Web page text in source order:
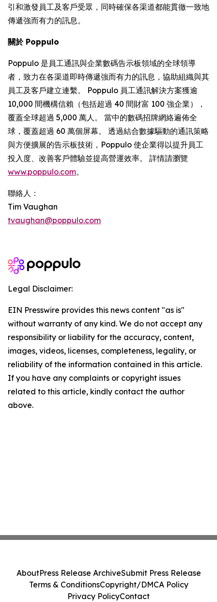
引和激發員工及客戶受眾，同時確保各渠道都能貫徹一致地
傳遞強而有力的訊息。
關於 Poppulo
Poppulo 是員工通訊與企業數碼告示板領域的全球領導
者，致力在各渠道即時傳遞強而有力的訊息，協助組織與其
員工及客戶建立連繫。 Poppulo 員工通訊解決方案獲逾
10,000 間機構信賴（包括超過 40 間財富 100 強企業），
覆蓋全球超過 5,000 萬人。 當中的數碼招牌網絡遍佈全
球，覆蓋超過 60 萬個屏幕。 透過結合數據驅動的通訊策略
與方便擴展的告示板技術，Poppulo 使企業得以提升員工
投入度、改善客戶體驗並提高營運效率。 詳情請瀏覽
www.poppulo.com。
聯絡人：
Tim Vaughan
tvaughan@poppulo.com
Legal Disclaimer:
EIN Presswire provides this news content "as is"
without warranty of any kind. We do not accept any
responsibility or liability for the accuracy, content,
images, videos, licenses, completeness, legality, or
reliability of the information contained in this article.
If you have any complaints or copyright issues
related to this article, kindly contact the author
above.
AboutPress Release ArchiveSubmit Press Release
Terms & ConditionsCopyright/DMCA Policy
Privacy PolicyContact